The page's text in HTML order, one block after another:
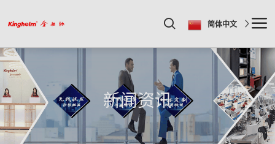
简体中文
新闻资讯